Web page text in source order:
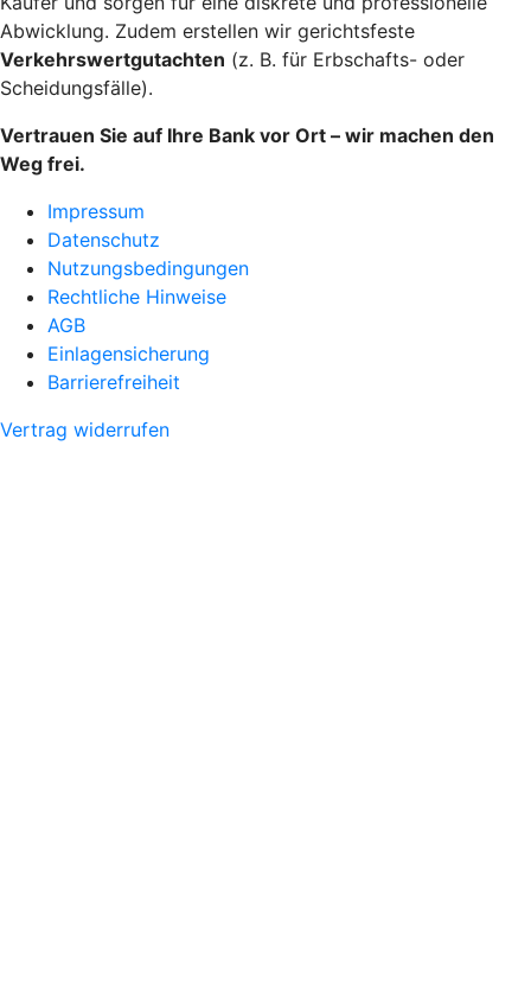
Abwicklung. Zudem erstellen wir gerichtsfeste
Verkehrswertgutachten (z. B. für Erbschafts- oder
Scheidungsfälle).
Vertrauen Sie auf Ihre Bank vor Ort – wir machen den
Weg frei.
Impressum
Datenschutz
Nutzungsbedingungen
Rechtliche Hinweise
AGB
Einlagensicherung
Barrierefreiheit
Vertrag widerrufen